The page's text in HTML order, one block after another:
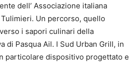
dell’ Associazione italiana
Un percorso, quello
i sapori culinari della
Pasqua Ail. I Sud Urban Grill, in
particolare dispositivo progettato e